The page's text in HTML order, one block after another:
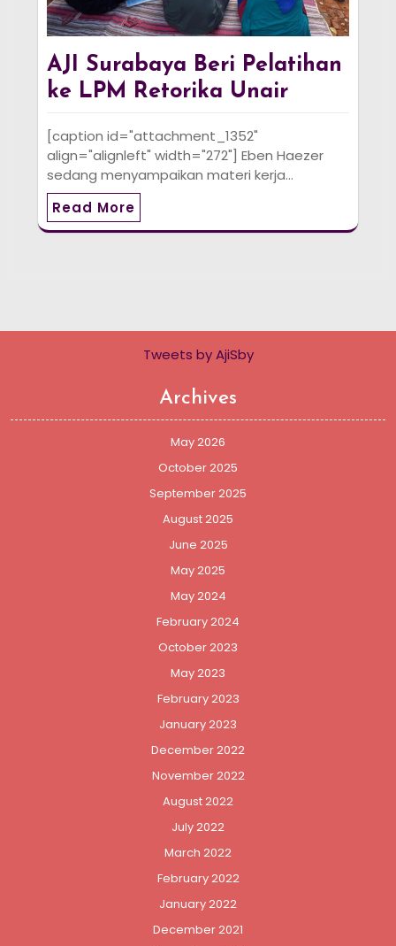
AJI Surabaya Beri Pelatihan
ke LPM Retorika Unair
[caption id="attachment_1352"
align="alignleft" width="272"] Eben Haezer
sedang menyampaikan materi kerja…
Read More
Tweets by AjiSby
Archives
May 2026
October 2025
September 2025
August 2025
June 2025
May 2025
May 2024
February 2024
October 2023
May 2023
February 2023
January 2023
December 2022
November 2022
August 2022
July 2022
March 2022
February 2022
January 2022
December 2021